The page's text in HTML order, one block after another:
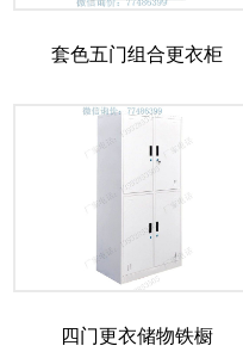
套色五门组合更衣柜
四门更衣储物铁橱